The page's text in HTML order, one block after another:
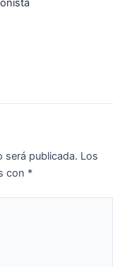
será publicada. Los
con *